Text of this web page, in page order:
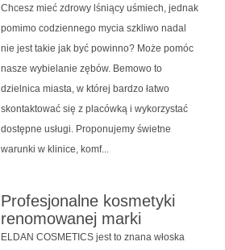
Chcesz mieć zdrowy lśniący uśmiech, jednak
pomimo codziennego mycia szkliwo nadal
nie jest takie jak być powinno? Może pomóc
nasze wybielanie zębów. Bemowo to
dzielnica miasta, w której bardzo łatwo
skontaktować się z placówką i wykorzystać
dostępne usługi. Proponujemy świetne
warunki w klinice, komf...
Profesjonalne kosmetyki
renomowanej marki
ELDAN COSMETICS jest to znana włoska